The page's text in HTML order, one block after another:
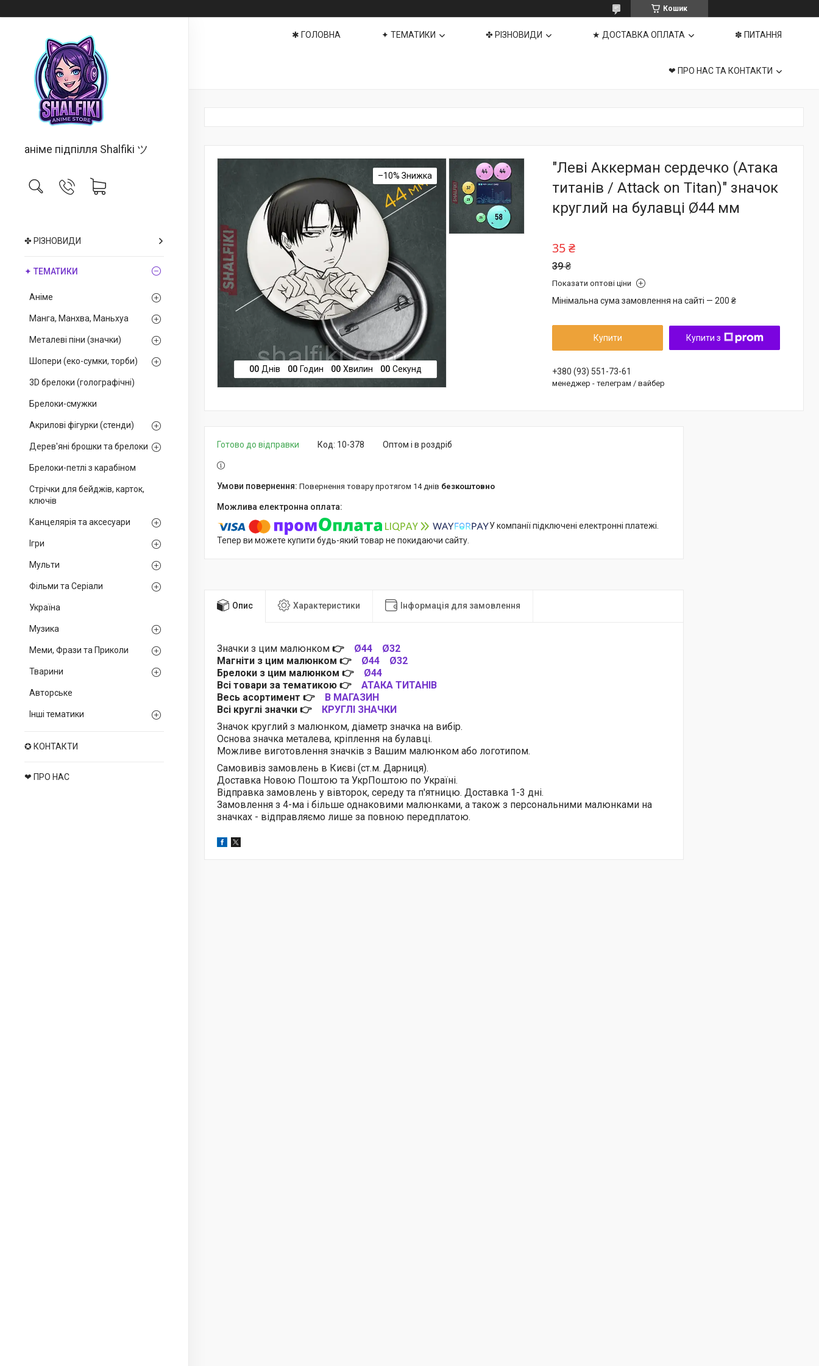
Кошик
аніме підпілля Shalfiki ツ
✤ РІЗНОВИДИ
✦ ТЕМАТИКИ
Аніме
Манга, Манхва, Маньхуа
Металеві піни (значки)
Шопери (еко-сумки, торби)
3D брелоки (голографічні)
Брелоки-смужки
Акрилові фігурки (стенди)
Дерев'яні брошки та брелоки
Брелоки-петлі з карабіном
Стрічки для бейджів, карток,
ключів
Канцелярія та аксесуари
Ігри
Мульти
Фільми та Серіали
Україна
Музика
Меми, Фрази та Приколи
Тварини
Авторське
Інші тематики
✪ КОНТАКТИ
❤ ПРО НАС
✱ ГОЛОВНА ✦ ТЕМАТИКИ ✤ РІЗНОВИДИ ★ ДОСТАВКА ОПЛАТА ✽ ПИТАННЯ
❤ ПРО НАС ТА КОНТАКТИ
–10%
00 Днів 00 Годин 00 Хвилин 00 Секунд
"Леві Аккерман сердечко (Атака
титанів / Attack on Titan)" значок
круглий на булавці Ø44 мм
39 ₴
35 ₴
Показати оптові ціни
Мінімальна сума замовлення на сайті — 200 ₴
Купити Купити з
+380 (93) 551-73-61
менеджер - телеграм / вайбер
Готово до відправки Оптом і в роздріб
Код: 10-378
повернення товару протягом 14 днів безкоштовно
У компанії підключені електронні платежі.
Тепер ви можете купити будь-який товар не покидаючи сайту.
Опис Характеристики Інформація для замовлення
Значки з цим малюнком 👉 Ø44
Ø32
Магніти з цим малюнком 👉 Ø44
Ø32
Брелоки з цим малюнком 👉 Ø44
Всі товари за тематикою 👉 АТАКА ТИТАНІВ
Весь асортимент 👉
В МАГАЗИН
Всі круглі значки 👉
КРУГЛІ ЗНАЧКИ
Значок круглий з малюнком, діаметр значка на вибір.
Основа значка металева, кріплення на булавці.
Можливе виготовлення значків з Вашим малюнком або логотипом.
Самовивіз замовлень в Києві (ст.м. Дарниця).
Доставка Новою Поштою та УкрПоштою по Україні.
Відправка замовлень у вівторок, середу та п'ятницю. Доставка 1-3 дні.
Замовлення з 4-ма і більше однаковими малюнками, а також з персональними малюнками на
значках - відправляємо лише за повною передплатою.